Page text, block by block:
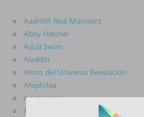
Aaahh!!! Real Monsters
Abby Hatcher
Adult Swim
Aladdín
Amos del Universo Revelación
Amphibia
Animaniacs
Aquaman